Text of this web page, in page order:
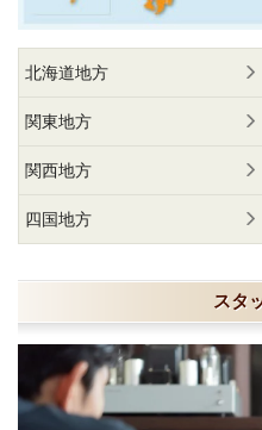
北海道地方
関東地方
関西地方
四国地方
スタ